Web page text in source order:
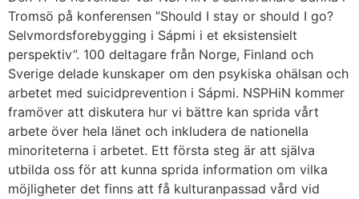
Tromsö på konferensen ”Should I stay or should I go?
Selvmordsforebygging i Sápmi i et eksistensielt
perspektiv”. 100 deltagare från Norge, Finland och
Sverige delade kunskaper om den psykiska ohälsan och
arbetet med suicidprevention i Sápmi. NSPHiN kommer
framöver att diskutera hur vi bättre kan sprida vårt
arbete över hela länet och inkludera de nationella
minoriteterna i arbetet. Ett första steg är att själva
utbilda oss för att kunna sprida information om vilka
möjligheter det finns att få kulturanpassad vård vid